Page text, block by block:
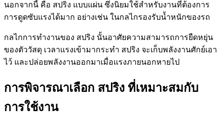
นอกจากนี้ คือ สปริง แบบแผ่น ซึ่งนิยมใช้สำหรับงานที่ต้องการ
การดูดซับแรงได้มาก อย่างเช่น ในกลไกรองรับน้ำหนักของรถ
กลไกการทำงานของ สปริง นั้นอาศัยความสามารถการยืดหยุ่น
ของตัววัสดุ เวลาแรงเข้ามากระทำ สปริง จะเก็บพลังงานศักย์เอา
ไว้ และปล่อยพลังงานออกมาเมื่อแรงภายนอกหายไป
การพิจารณาเลือก สปริง ที่เหมาะสมกับ
การใช้งาน